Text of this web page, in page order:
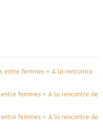
entre femmes « A la rencontre
femmes « A la rencontre de
femmes « A la rencontre de